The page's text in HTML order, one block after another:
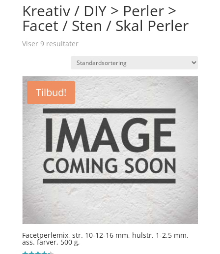
Kreativ / DIY > Perler >
Facet / Sten / Skal Perler
Viser 9 resultater
Tilbud!
Facetperlemix, str. 10-12-16 mm, hulstr. 1-2,5 mm,
ass. farver, 500 g,